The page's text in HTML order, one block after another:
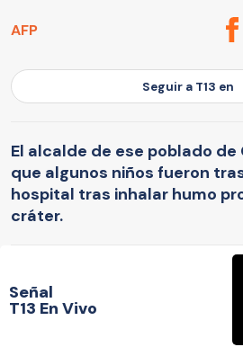
AFP
Seguir a T13 en
El alcalde de ese poblado
que algunos niños fueron
hospital tras inhalar humo
cráter.
Señal
T13 En Vivo